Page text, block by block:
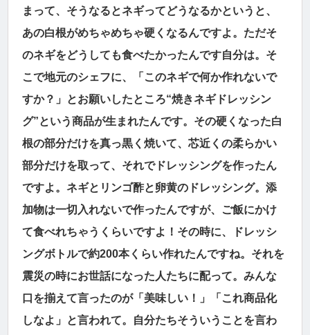
まって、そうなるとネギってどうなるかというと、
あの白根がめちゃめちゃ硬くなるんですよ。ただそ
のネギをどうしても食べたかったんです自分は。そ
こで地元のシェフに、「このネギで何か作れないで
すか？」とお願いしたところ“焼きネギドレッシン
グ”という商品が生まれたんです。その硬くなった白
根の部分だけを真っ黒く焼いて、芯近くの柔らかい
部分だけを取って、それでドレッシングを作ったん
ですよ。ネギとリンゴ酢と卵黄のドレッシング。添
加物は一切入れないで作ったんですが、ご飯にかけ
て食べれちゃうくらいですよ！その時に、ドレッシ
ングボトルで約200本くらい作れたんですね。それを
震災の時にお世話になった人たちに配って。みんな
口を揃えて言ったのが「美味しい！」「これ商品化
しなよ」と言われて。自分たちそういうことを言わ